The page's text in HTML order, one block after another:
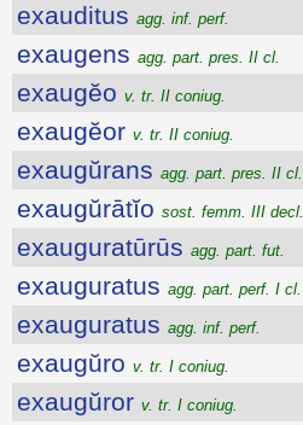
exauditus agg. inf. perf.
exaugens agg. part. pres. II cl.
exaugĕo v. tr. II coniug.
exaugĕor v. tr. II coniug.
exaugŭrans agg. part. pres. II cl.
exaugŭrātĭo sost. femm. III decl.
exauguratūrūs agg. part. fut.
exauguratus agg. part. perf. I cl.
exauguratus agg. inf. perf.
exaugŭro v. tr. I coniug.
exaugŭror v. tr. I coniug.